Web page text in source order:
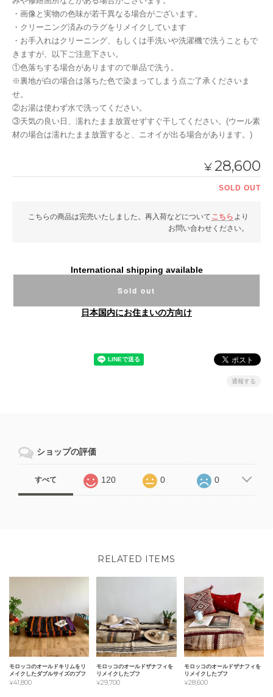
・画像と実物の色味が若干異なる場合がございます。
・クリーニング済みのラグをリメイクしています
・お手入れはクリーニング、もしくは手洗いや洗濯機で洗うこともで
きますが、以下ご注意下さい。
①色落ちする場合がありますので単品で洗う。
※裏地が白の場合は落ちた色で染まってしまう点ご了承くださいま
せ。
②お湯は使わず水で洗ってください。
③天気の良い日、濡れたまま放置せずすぐ干してください。(ウール素
材の場合は濡れたまま放置すると、ニオイが出る場合があります。)
¥28,600
SOLD OUT
こちらの商品は完売いたしました。再入荷などについて こちら より
お問い合わせください。
International shipping available
Sold out
日本国内にお住まいの方向け
通報する
ショップの評価
すべて 120 0 0
RELATED ITEMS
モロッコのオールドキリムをリ
メイクしたダブルサイズのプフ
¥41,800
モロッコのオールドザナフィを
リメイクしたプフ
¥29,700
モロッコのオールドザナフィを
リメイクしたプフ
¥28,600